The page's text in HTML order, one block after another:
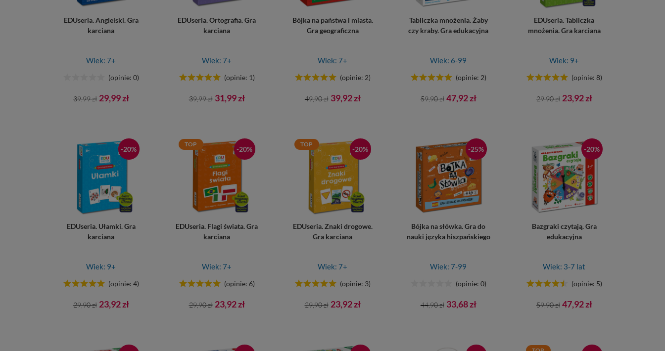
EDUseria. Angielski. Gra
karciana
Wiek: 7+
(opinie: 0)
Cena
39,99 zł Cena
29,99 zł
EDUseria. Ortografia. Gra
karciana
Wiek: 7+
(opinie: 1)
Cena
39,99 zł Cena
31,99 zł
Bójka na państwa i miasta.
Gra geograficzna
Wiek: 7+
(opinie: 2)
Cena
49,90 zł Cena
39,92 zł
Tabliczka mnożenia. Żaby
czy kraby. Gra edukacyjna
Wiek: 6-99
(opinie: 2)
Cena
59,90 zł Cena
47,92 zł
EDUseria. Tabliczka
mnożenia. Gra karciana
Wiek: 9+
(opinie: 8)
Cena
29,90 zł Cena
23,92 zł
-20%
EDUseria. Ułamki. Gra
karciana
Wiek: 9+
(opinie: 4)
Cena
29,90 zł Cena
23,92 zł
TOP
-20%
EDUseria. Flagi świata. Gra
karciana
Wiek: 7+
(opinie: 6)
Cena
29,90 zł Cena
23,92 zł
TOP
-20%
EDUseria. Znaki drogowe.
Gra karciana
Wiek: 7+
(opinie: 3)
Cena
29,90 zł Cena
23,92 zł
-25%
Bójka na słówka. Gra do
nauki języka hiszpańskiego
Wiek: 7-99
(opinie: 0)
Cena
44,90 zł Cena
33,68 zł
-20%
Bazgraki czytają. Gra
edukacyjna
Wiek: 3-7 lat
(opinie: 5)
Cena
59,90 zł Cena
47,92 zł